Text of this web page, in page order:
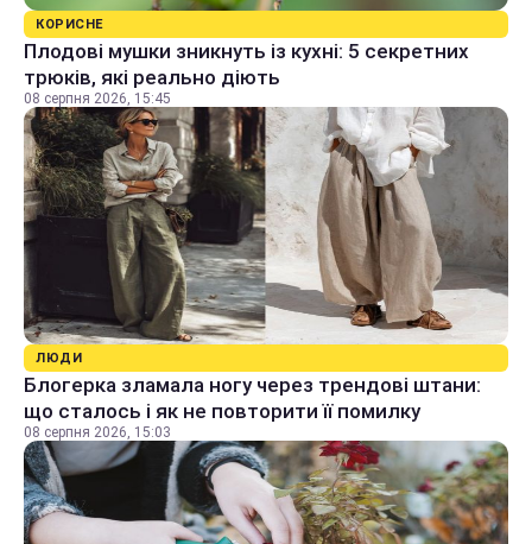
КОРИСНЕ
Плодові мушки зникнуть із кухні: 5 секретних
трюків, які реально діють
08 серпня 2026, 15:45
ЛЮДИ
Блогерка зламала ногу через трендові штани:
що сталось і як не повторити її помилку
08 серпня 2026, 15:03